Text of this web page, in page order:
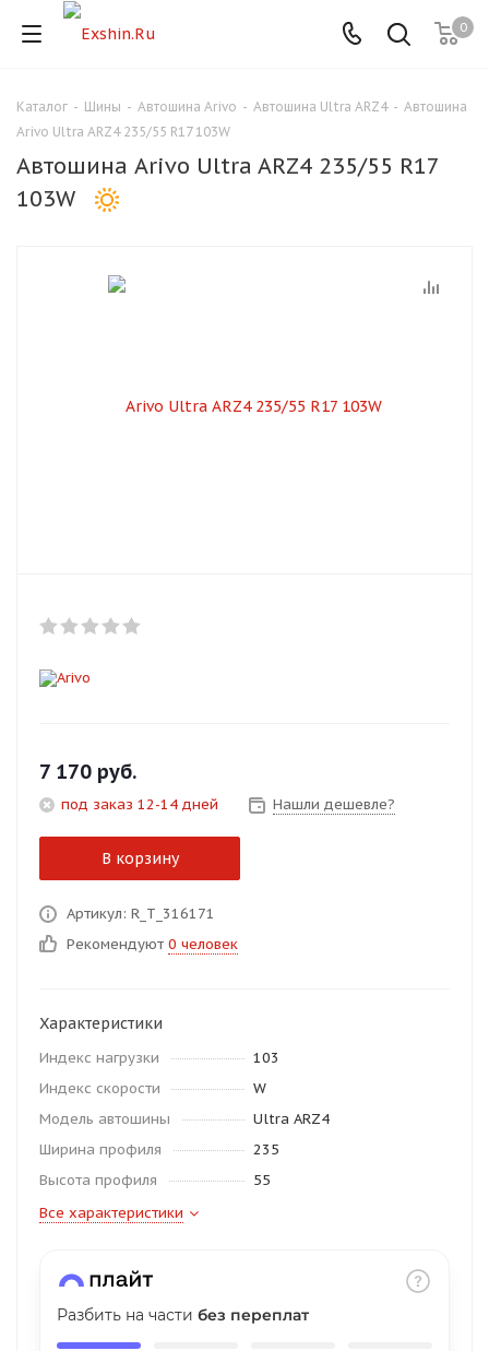
0
Каталог - Шины - Автошина Arivo - Автошина Ultra ARZ4 - Автошина
Arivo Ultra ARZ4 235/55 R17 103W
Автошина Arivo Ultra ARZ4 235/55 R17
103W
7 170 руб.
под заказ 12-14 дней Нашли дешевле?
В корзину
Артикул: R_T_316171
Рекомендуют 0 человек
Характеристики
Индекс нагрузки
103
Индекс скорости
W
Модель автошины
Ultra ARZ4
Ширина профиля
235
Высота профиля
55
Все характеристики
Разбить на части без переплат
Для клиентов всех банков
Разбейте
оплату
Оплачивайте сегодня только
Оставшиеся 75
% будут
списыватьсяс вашей карты
25%каждые 2 недели
Остались вопросы?
8 800 302-02-51